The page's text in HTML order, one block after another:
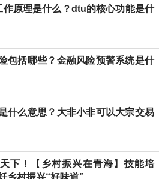
原理是什么？dtu的核心功能是什
包括哪些？金融风险预警系统是什
什么意思？大非小非可以大宗交易
下！【乡村振兴在青海】技能培